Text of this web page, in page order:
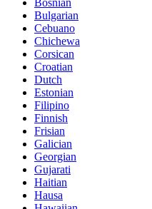
Bulgarian
Cebuano
Chichewa
Corsican
Croatian
Dutch
Estonian
Filipino
Finnish
Frisian
Galician
Georgian
Gujarati
Haitian
Hausa